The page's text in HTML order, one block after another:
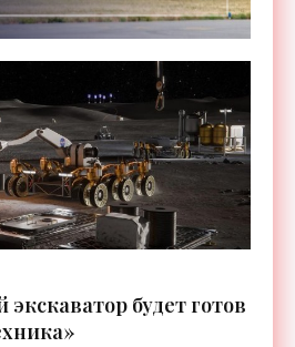
будет готов